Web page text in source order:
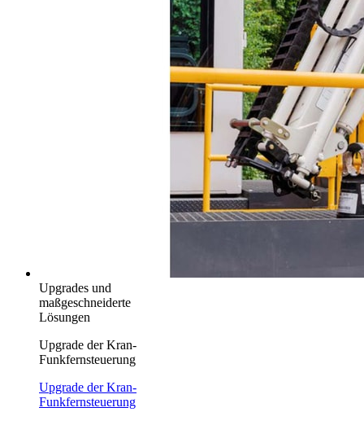
Upgrades und
maßgeschneiderte
Lösungen
Upgrade der Kran-
Funkfernsteuerung
Upgrade der Kran-
Funkfernsteuerung